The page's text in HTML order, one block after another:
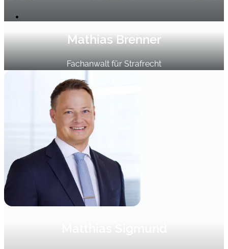
Mathias Brenner
Fachanwalt für Strafrecht